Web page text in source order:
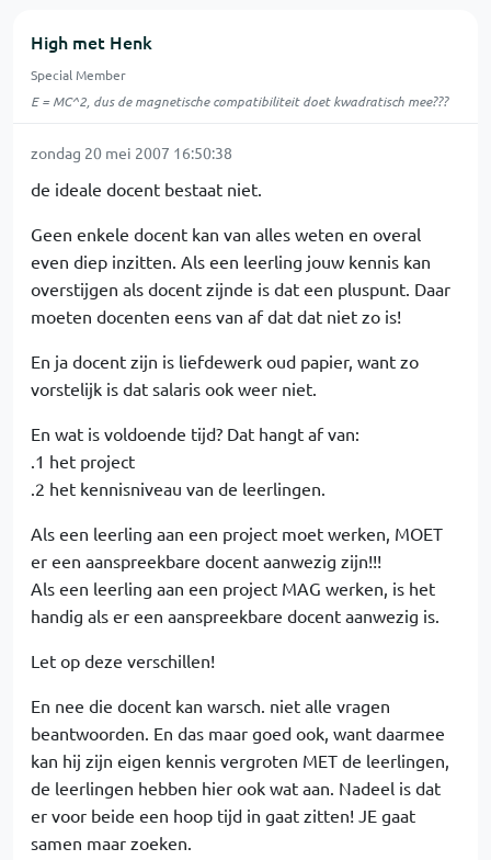
High met Henk
Special Member
E = MC^2, dus de magnetische compatibiliteit doet kwadratisch mee???
zondag 20 mei 2007 16:50:38
de ideale docent bestaat niet.
Geen enkele docent kan van alles weten en overal
even diep inzitten. Als een leerling jouw kennis kan
overstijgen als docent zijnde is dat een pluspunt. Daar
moeten docenten eens van af dat dat niet zo is!
En ja docent zijn is liefdewerk oud papier, want zo
vorstelijk is dat salaris ook weer niet.
En wat is voldoende tijd? Dat hangt af van:
.1 het project
.2 het kennisniveau van de leerlingen.
Als een leerling aan een project moet werken, MOET
er een aanspreekbare docent aanwezig zijn!!!
Als een leerling aan een project MAG werken, is het
handig als er een aanspreekbare docent aanwezig is.
Let op deze verschillen!
En nee die docent kan warsch. niet alle vragen
beantwoorden. En das maar goed ook, want daarmee
kan hij zijn eigen kennis vergroten MET de leerlingen,
de leerlingen hebben hier ook wat aan. Nadeel is dat
er voor beide een hoop tijd in gaat zitten! JE gaat
samen maar zoeken.